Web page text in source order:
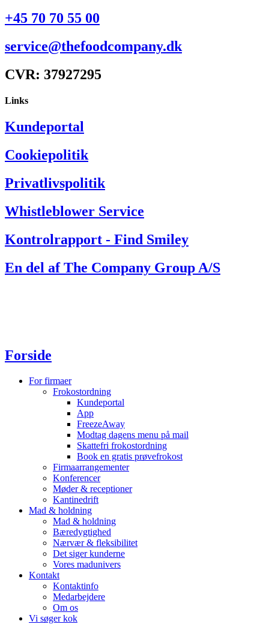
+45 70 70 55 00
service@thefoodcompany.dk
CVR: 37927295
Links
Kundeportal
Cookiepolitik
Privatlivspolitik
Whistleblower Service
Kontrolrapport - Find Smiley
En del af The Company Group A/S
Forside
For firmaer
Frokostordning
Kundeportal
App
FreezeAway
Modtag dagens menu på mail
Skattefri frokostordning
Book en gratis prøvefrokost
Firmaarrangementer
Konferencer
Møder & receptioner
Kantinedrift
Mad & holdning
Mad & holdning
Bæredygtighed
Nærvær & fleksibilitet
Det siger kunderne
Vores madunivers
Kontakt
Kontaktinfo
Medarbejdere
Om os
Vi søger kok